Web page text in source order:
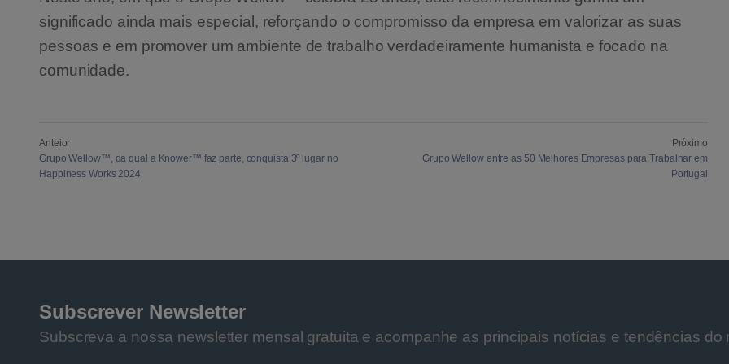
significado ainda mais especial, reforçando o compromisso da empresa em valorizar as suas
pessoas e em promover um ambiente de trabalho verdadeiramente humanista e focado na
comunidade.
Anteior
Grupo Wellow™, da qual a Knower™ faz parte, conquista 3º lugar no
Happiness Works 2024
Próximo
Grupo Wellow entre as 50 Melhores Empresas para Trabalhar em
Portugal
Subscrever Newsletter
Subscreva a nossa newsletter mensal gratuita e acompanhe as principais notícias e tendências do